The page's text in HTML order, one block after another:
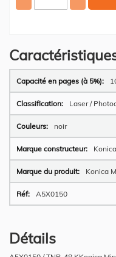
Plus
d’information
Laser /
noir
Konica
A5X0150
Détails